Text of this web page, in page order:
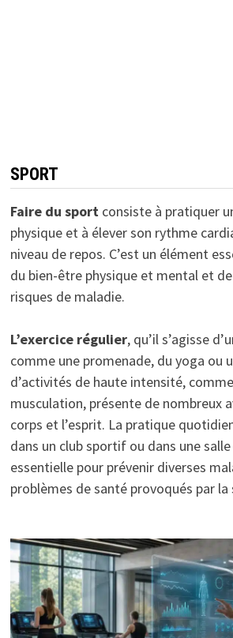
SPORT
Faire du sportconsiste à pratiquer
physique et à élever son rythme
niveau de repos. C’est un élément
du bien-être physique et mental et
risques de maladie.
L’exercice régulier, qu’il s’agisse
comme une promenade, du yoga ou
d’activités de haute intensité,
musculation, présente de nombreux
corps et l’esprit. La pratique
dans un club sportif ou dans une
essentielle pour prévenir diverses
problèmes de santé provoqués par